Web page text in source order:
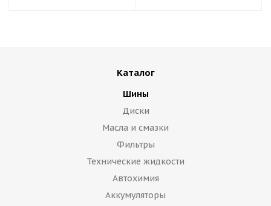
Каталог
Шины
Диски
Масла и смазки
Фильтры
Технические жидкости
Автохимия
Аккумуляторы